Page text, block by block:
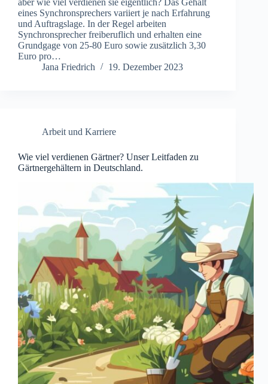
aber wie viel verdienen sie eigentlich? Das Gehalt
eines Synchronsprechers variiert je nach Erfahrung
und Auftragslage. In der Regel arbeiten
Synchronsprecher freiberuflich und erhalten eine
Grundgage von 25-80 Euro sowie zusätzlich 3,30
Euro pro…
Jana Friedrich
19. Dezember 2023
Arbeit und Karriere
Wie viel verdienen Gärtner? Unser Leitfaden zu
Gärtnergehältern in Deutschland.